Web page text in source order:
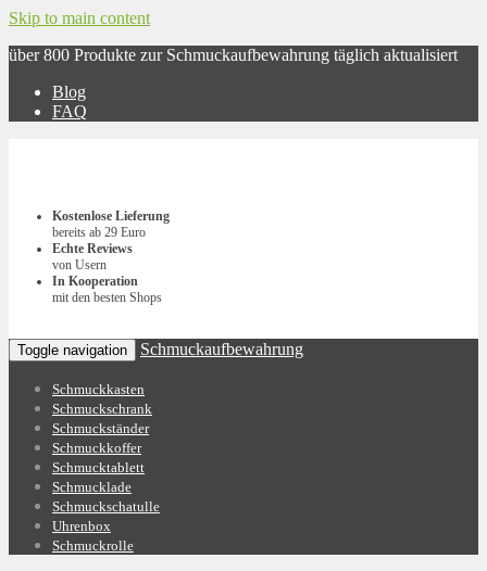
Skip to main content
über 800 Produkte zur Schmuckaufbewahrung täglich aktualisiert
Blog
FAQ
Kostenlose Lieferung
bereits ab 29 Euro
Echte Reviews
von Usern
In Kooperation
mit den besten Shops
Toggle navigation Schmuckaufbewahrung
Schmuckkasten
Schmuckschrank
Schmuckständer
Schmuckkoffer
Schmucktablett
Schmucklade
Schmuckschatulle
Uhrenbox
Schmuckrolle